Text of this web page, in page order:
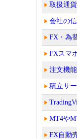
取扱通
会社の
FX・為
FXスマ
注文機
積立サ
MT4や
FX自動